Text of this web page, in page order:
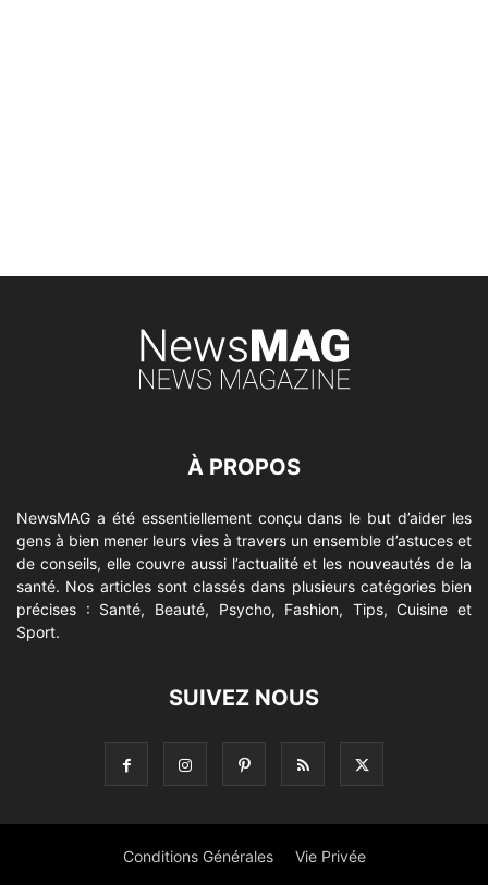
À PROPOS
NewsMAG a été essentiellement conçu dans le but d’aider les
gens à bien mener leurs vies à travers un ensemble d’astuces et
de conseils, elle couvre aussi l’actualité et les nouveautés de la
santé. Nos articles sont classés dans plusieurs catégories bien
précises : Santé, Beauté, Psycho, Fashion, Tips, Cuisine et
Sport.
SUIVEZ NOUS
Conditions Générales Vie Privée